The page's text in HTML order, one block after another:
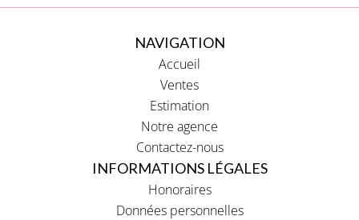
NAVIGATION
Accueil
Ventes
Estimation
Notre agence
Contactez-nous
INFORMATIONS LÉGALES
Honoraires
Données personnelles